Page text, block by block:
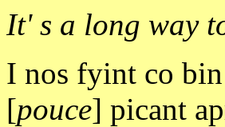
It' s a long way
I nos fyint co
[pouce] picant